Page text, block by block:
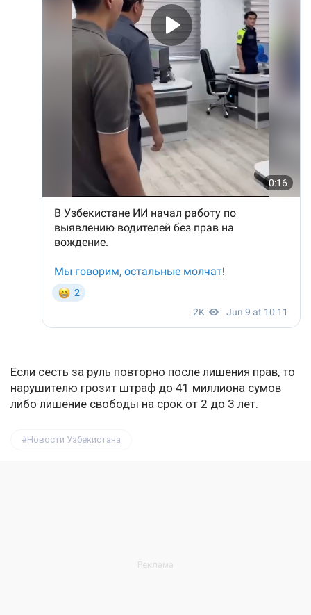
Если сесть за руль повторно после лишения прав, то
нарушителю грозит штраф до 41 миллиона сумов
либо лишение свободы на срок от 2 до 3 лет.
Новости Узбекистана